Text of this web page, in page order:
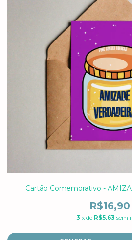
Cartão Comemorativo -
R$16,90
3 x de R$5,63 sem